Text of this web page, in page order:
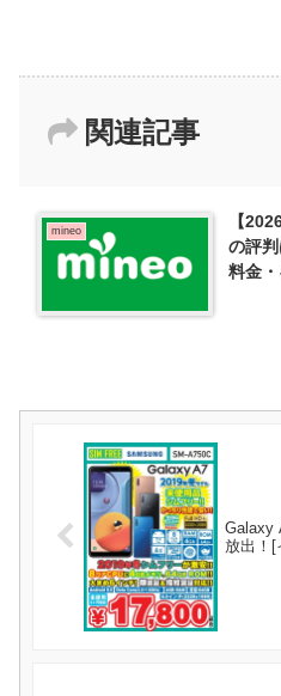
関連記事
mineo
【
の評
料金
Galaxy
放出！[